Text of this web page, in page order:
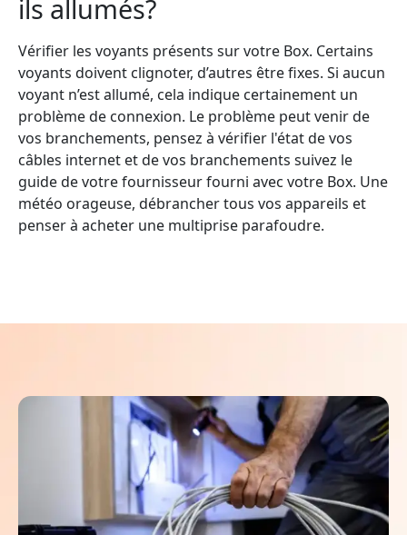
ils allumés?
Vérifier les voyants présents sur votre Box. Certains
voyants doivent clignoter, d’autres être fixes. Si aucun
voyant n’est allumé, cela indique certainement un
problème de connexion. Le problème peut venir de
vos branchements, pensez à vérifier l'état de vos
câbles internet et de vos branchements suivez le
guide de votre fournisseur fourni avec votre Box. Une
météo orageuse, débrancher tous vos appareils et
penser à acheter une multiprise parafoudre.